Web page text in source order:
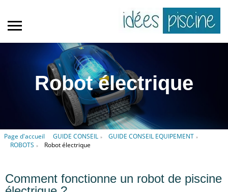
Robot électrique
Page d'accueil GUIDE CONSEIL » GUIDE CONSEIL EQUIPEMENT »
ROBOTS » Robot électrique
Comment fonctionne un robot de piscine